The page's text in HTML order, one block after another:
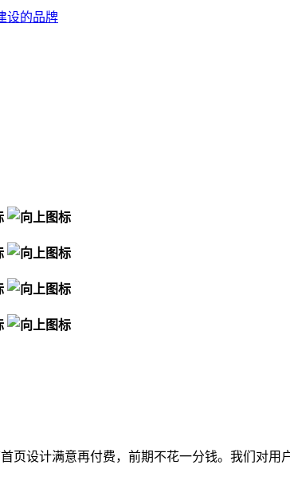
页设计满意再付费，前期不花一分钱。我们对用